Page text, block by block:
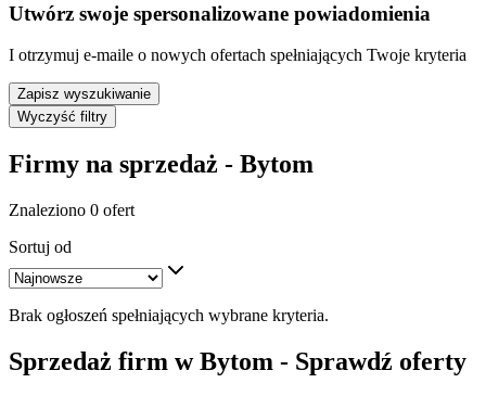
Utwórz swoje spersonalizowane powiadomienia
I otrzymuj e-maile o nowych ofertach spełniających Twoje kryteria
Zapisz wyszukiwanie
Wyczyść filtry
Firmy na sprzedaż - Bytom
Znaleziono 0 ofert
Sortuj od
Brak ogłoszeń spełniających wybrane kryteria.
Sprzedaż firm w Bytom - Sprawdź oferty